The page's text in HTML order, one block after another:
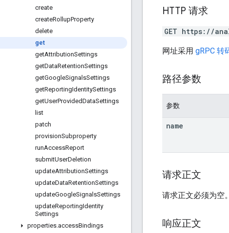
create
createRollupProperty
delete
get
getAttributionSettings
getDataRetentionSettings
getGoogleSignalsSettings
getReportingIdentitySettings
getUserProvidedDataSettings
list
patch
provisionSubproperty
runAccessReport
submitUserDeletion
updateAttributionSettings
updateDataRetentionSettings
updateGoogleSignalsSettings
updateReportingIdentity
Settings
properties.accessBindings
HTTP 请求
GET https://
网址采用 gRPC 转
路径参数
参数
name
请求正文
请求正文必须为空。
响应正文